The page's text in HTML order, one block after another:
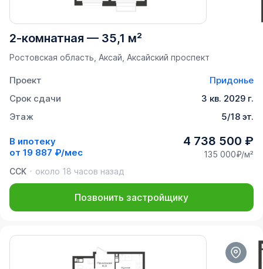
2-комнатная — 35,1 м²
Ростовская область, Аксай, Аксайский проспект
Проект
Придонье
Срок сдачи
3 кв. 2029 г.
Этаж
5/18 эт.
В ипотеку
от 19 887 ₽/мес
4 738 500 ₽
135 000₽/м²
ССК
около 18 часов назад
Позвонить застройщику